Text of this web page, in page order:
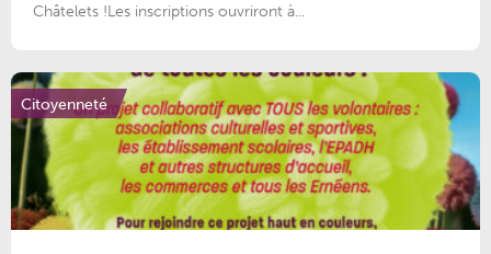
Châtelets !Les inscriptions ouvriront à...
Citoyenneté